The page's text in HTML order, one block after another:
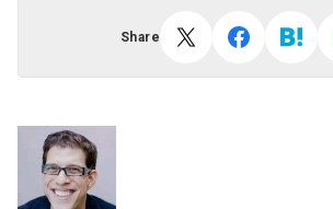
Share